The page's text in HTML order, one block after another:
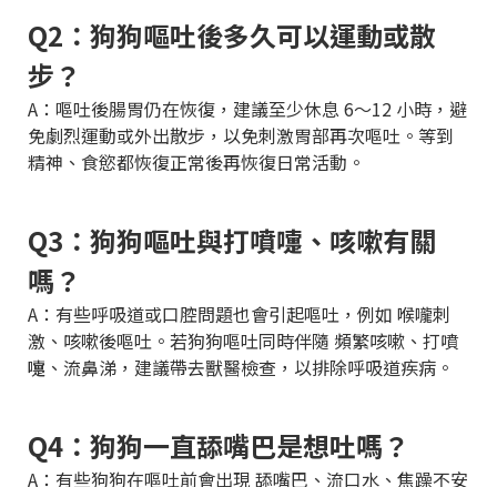
Q2：狗狗嘔吐後多久可以運動或散
步？
A：嘔吐後腸胃仍在恢復，建議至少休息 6～12 小時，避
免劇烈運動或外出散步，以免刺激胃部再次嘔吐。等到
精神、食慾都恢復正常後再恢復日常活動。
Q3：狗狗嘔吐與打噴嚏、咳嗽有關
嗎？
A：有些呼吸道或口腔問題也會引起嘔吐，例如 喉嚨刺
激、咳嗽後嘔吐。若狗狗嘔吐同時伴隨 頻繁咳嗽、打噴
嚏、流鼻涕，建議帶去獸醫檢查，以排除呼吸道疾病。
Q4：狗狗一直舔嘴巴是想吐嗎？
A：有些狗狗在嘔吐前會出現 舔嘴巴、流口水、焦躁不安